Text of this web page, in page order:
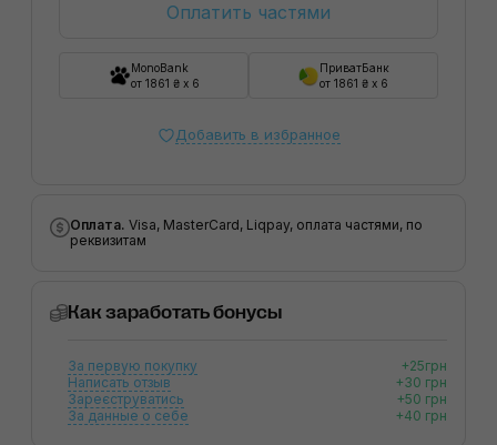
Оплатить частями
MonoBank
от 1861 ₴ x 6
ПриватБанк
от 1861 ₴ x 6
Добавить в избранное
Оплата. Visa, MasterCard, Liqpay, оплата частями, по
реквизитам
Как заработать бонусы
За первую покупку
+25грн
Написать отзыв
+30 грн
Зареєструватись
+50 грн
За данные о себе
+40 грн